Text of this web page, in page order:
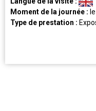
Moment de la journée :
Type de prestation :